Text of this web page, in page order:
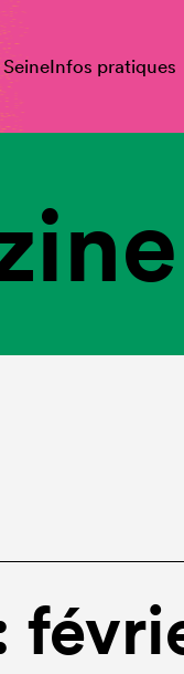
Infos pratiques